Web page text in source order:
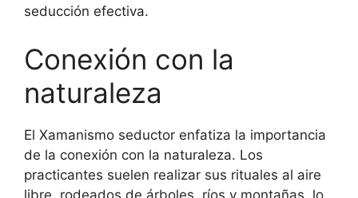
seducción efectiva.
Conexión con la
naturaleza
El Xamanismo seductor enfatiza la importancia
de la conexión con la naturaleza. Los
practicantes suelen realizar sus rituales al aire
libre, rodeados de árboles, ríos y montañas, lo